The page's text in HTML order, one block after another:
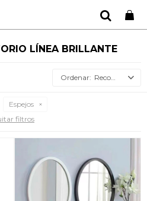
LÍNEA BRILLANTE
Recomendados
Espejos
filtros